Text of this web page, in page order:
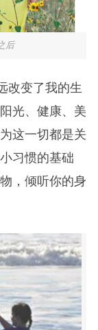
后
改变了我的生
光、健康、美
这一切都是关
习惯的基础
，倾听你的身